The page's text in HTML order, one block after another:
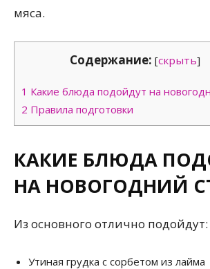
мяса.
Содержание: [скрыть]
1 Какие блюда подойдут на
2 Правила подготовки
КАКИЕ БЛЮДА
НА НОВОГОДНИЙ
Из основного отлично подойдут:
Утиная грудка с сорбетом из лайма